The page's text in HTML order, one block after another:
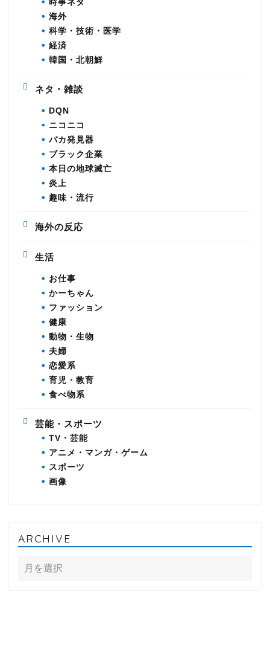
時事ネタ
海外
科学・技術・医学
経済
韓国・北朝鮮
ネタ・雑談
DQN
ニコニコ
バカ発見器
ブラック企業
本日の地球滅亡
炎上
趣味・流行
海外の反応
生活
お仕事
かーちゃん
ファッション
健康
動物・生物
夫婦
恋愛系
育児・教育
食べ物系
芸能・スポーツ
TV・芸能
アニメ・マンガ・ゲーム
スポーツ
画像
ARCHIVE